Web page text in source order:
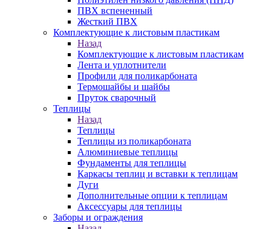
ПВХ вспененный
Жесткий ПВХ
Комплектующие к листовым пластикам
Назад
Комплектующие к листовым пластикам
Лента и уплотнители
Профили для поликарбоната
Термошайбы и шайбы
Пруток сварочный
Теплицы
Назад
Теплицы
Теплицы из поликарбоната
Алюминиевые теплицы
Фундаменты для теплицы
Каркасы теплиц и вставки к теплицам
Дуги
Дополнительные опции к теплицам
Аксессуары для теплицы
Заборы и ограждения